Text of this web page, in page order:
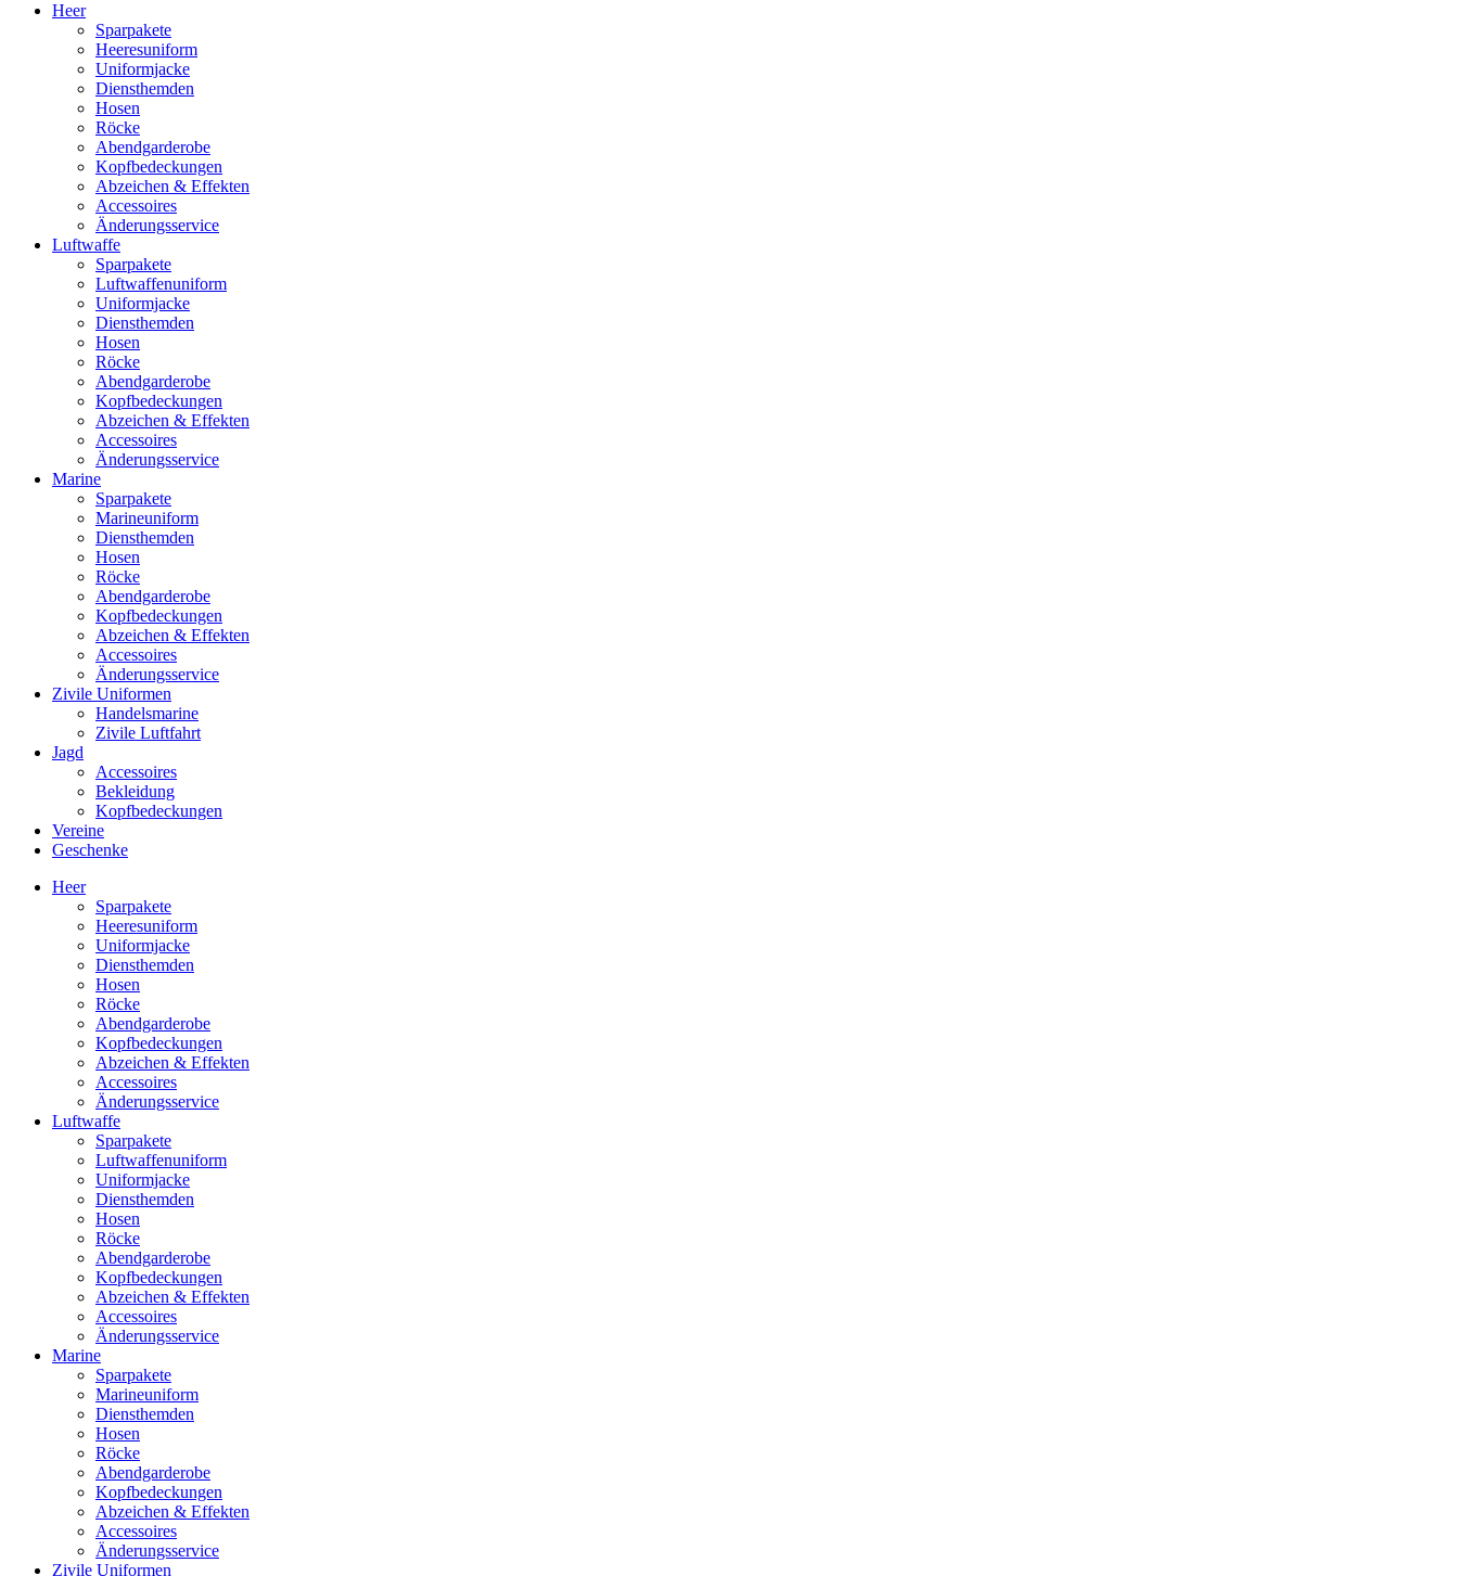
Heer
Sparpakete
Heeresuniform
Uniformjacke
Diensthemden
Hosen
Röcke
Abendgarderobe
Kopfbedeckungen
Abzeichen & Effekten
Accessoires
Änderungsservice
Luftwaffe
Sparpakete
Luftwaffenuniform
Uniformjacke
Diensthemden
Hosen
Röcke
Abendgarderobe
Kopfbedeckungen
Abzeichen & Effekten
Accessoires
Änderungsservice
Marine
Sparpakete
Marineuniform
Diensthemden
Hosen
Röcke
Abendgarderobe
Kopfbedeckungen
Abzeichen & Effekten
Accessoires
Änderungsservice
Zivile Uniformen
Handelsmarine
Zivile Luftfahrt
Jagd
Accessoires
Bekleidung
Kopfbedeckungen
Vereine
Geschenke
Heer
Sparpakete
Heeresuniform
Uniformjacke
Diensthemden
Hosen
Röcke
Abendgarderobe
Kopfbedeckungen
Abzeichen & Effekten
Accessoires
Änderungsservice
Luftwaffe
Sparpakete
Luftwaffenuniform
Uniformjacke
Diensthemden
Hosen
Röcke
Abendgarderobe
Kopfbedeckungen
Abzeichen & Effekten
Accessoires
Änderungsservice
Marine
Sparpakete
Marineuniform
Diensthemden
Hosen
Röcke
Abendgarderobe
Kopfbedeckungen
Abzeichen & Effekten
Accessoires
Änderungsservice
Zivile Uniformen